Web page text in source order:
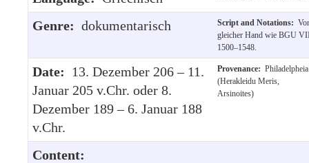
Genre: dokumentarisch Script and Notations:
gleicher Hand wie BGU
1500–1548.
Date: 13. Dezember 206 – 11.
Januar 205 v.Chr. oder 8.
Dezember 189 – 6. Januar 188
v.Chr.
Provenance: Philadelpheia
(Herakleidu Meris,
Arsinoites)
Content: